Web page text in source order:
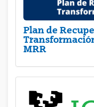
Plan de
MRR